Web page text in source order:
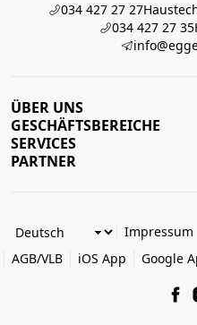
034 427 27 27
034 427 27 35
ÜBER UNS
GESCHÄFTSBEREICHE
SERVICES
PARTNER
Impressum
AGB/VLB
iOS App Google